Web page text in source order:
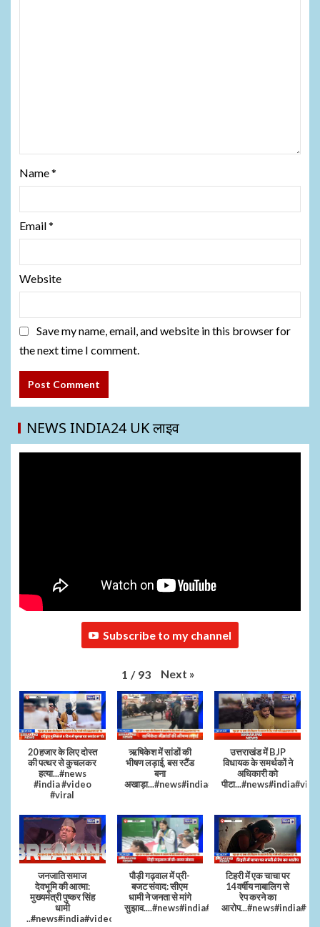
Name*
Email*
Website
Save my name, email, and website in this browser for
the next time I comment.
NEWS INDIA24 UK लाइव
Subscribe to my channel
1 / 93 Next »
20 हजार के लिए दोस्त
की पत्थर से कुचलकर
हत्या...#news
#india #video
#viral
ऋषिकेश में सांडों की
भीषण लड़ाई, बस स्टैंड
बना
अखाड़ा...#news#india#video#viral
उत्तराखंड में BJP
विधायक के समर्थकों ने
अधिकारी को
जनजाति समाज
देवभूमि की आत्मा:
मुख्यमंत्री पुष्कर सिंह
धामी
..#news#india#video#viral
पौड़ी गढ़वाल में प्री-
बजट संवाद: सीएम
धामी ने जनता से मांगे
सुझाव....#news#india#video#viral
टिहरी में एक चाचा पर
14 वर्षीय नाबालिग से
रेप करने का